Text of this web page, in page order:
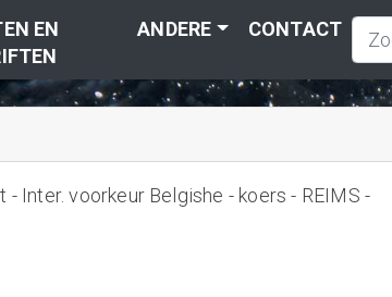
EN
ANDERE CONTACT
Inter. voorkeur Belgishe - koers - REIMS -